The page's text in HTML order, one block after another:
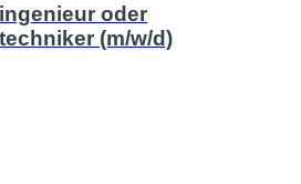
oder
(m/w/d)